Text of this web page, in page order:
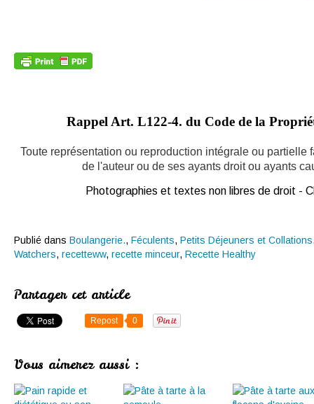
Rappel Art. L122-4. du Code de la
Toute représentation ou reproduction intégrale ou partielle
de l'auteur ou de ses ayants droit ou ayants
Photographies et textes non libres de droit -
Publié dans Boulangerie., Féculents, Petits Déjeuners et Collations
Watchers, recetteww, recette minceur, Recette Healthy
Partager cet article
Repost 0
Vous aimerez aussi :